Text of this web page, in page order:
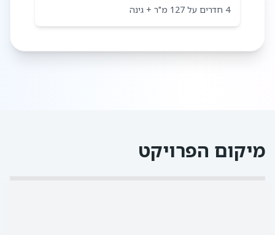
4 חדרים על 127 מ"ר + גינה
מיקום הפרויקט